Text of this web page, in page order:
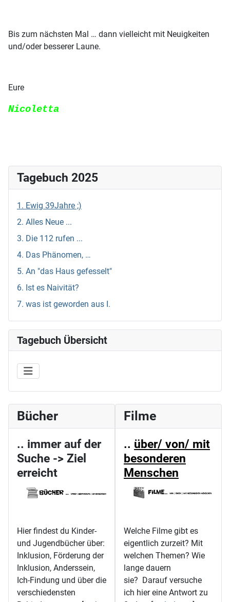
Bis zum nächsten Mal … dann vielleicht mit Neuigkeiten
und/oder besserer Laune.
Eure
Nicoletta
Tagebuch 2025
1. Ewig 39Jahre ;)
2. Alles Neue ...
3. Die 112 rufen ...
4. Das Phänomen, …
5. An "das Haus gefesselt"
6. Ist es Naivität?
7. was ist geworden aus I.
Tagebuch Übersicht
Bücher
.. immer auf der
Suche -> Ziel
erreicht
Hier findest du Kinder-
und Jugendbücher über:
Inklusion, Förderung der
Inklusion, Anderssein,
Ich-Findung und über die
verschiedensten
Filme
.. über/ von/ mit
besonderen
Menschen
Welche Filme gibt es
eigentlich zurzeit? Mit
welchen Themen? Wie
lange dauern
sie? Darauf versuche
ich hier eine Antwort zu